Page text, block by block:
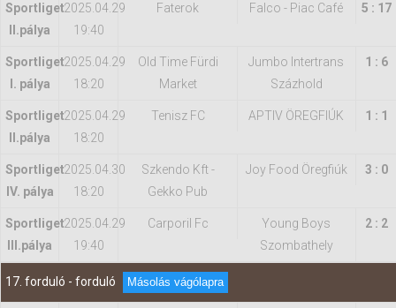
Sportliget
II.pálya
2025.04.29
19:40
Faterok Falco - Piac Café 5 : 17
Sportliget
I. pálya
2025.04.29
18:20
Old Time Fürdi
Market
Jumbo Intertrans
Százhold
1 : 6
Sportliget
II.pálya
2025.04.29
18:20
Tenisz FC APTIV ÖREGFIÚK 1 : 1
Sportliget
IV. pálya
2025.04.30
18:20
Szkendo Kft -
Gekko Pub
Joy Food Öregfiúk 3 : 0
Sportliget
IIl.pálya
2025.04.29
19:40
Carporil Fc
Young Boys
Szombathely
2 : 2
17. forduló - forduló Másolás vágólapra